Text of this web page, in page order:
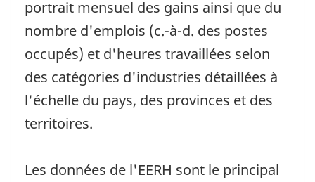
portrait mensuel des gains ainsi que du
nombre d'emplois (c.-à-d. des postes
occupés) et d'heures travaillées selon
des catégories d'industries détaillées à
l'échelle du pays, des provinces et des
territoires.
Les données de l'EERH sont le principal